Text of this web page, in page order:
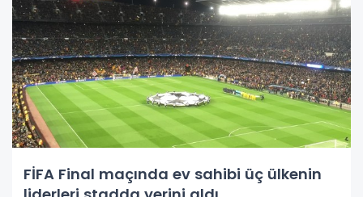
FİFA Final maçında ev sahibi üç ülkenin